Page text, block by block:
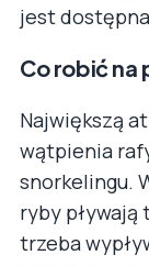
jest
Co robić na
Największą
wątpienia
snorkelingu.
ryby pływają
trzeba